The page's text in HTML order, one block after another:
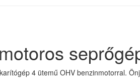
4 ütemű OHV benzinmotorral.